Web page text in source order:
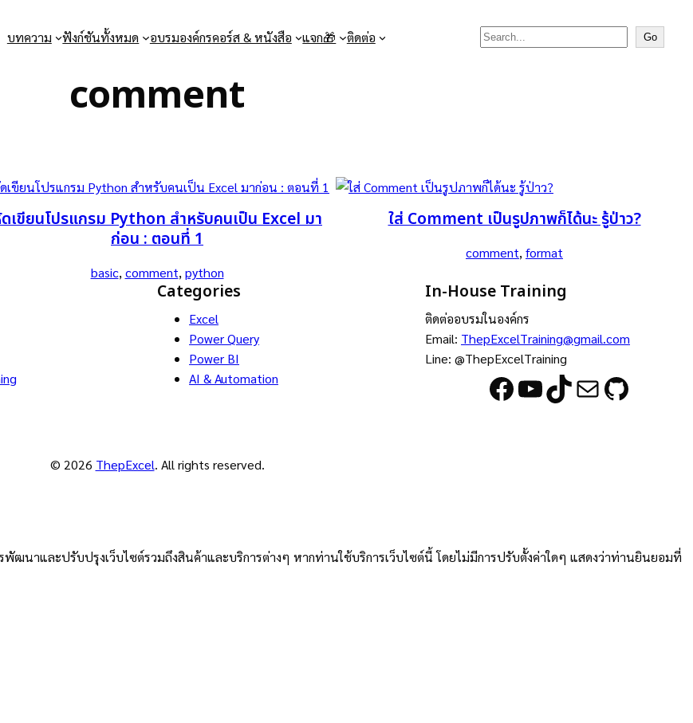
บทความ ฟังก์ชันทั้งหมด อบรมองค์กรคอร์ส & หนังสือ แจก🎁 ติดต่อ Search Go
comment
เขียนโปรแกรม Python สำหรับคนเป็น Excel มา
ก่อน : ตอนที่ 1
basic, comment, python
ใส่ Comment เป็นรูปภาพก็ได้นะ รู้ป่าว?
comment, format
Categories
Excel
Power Query
Power BI
AI & Automation
In-House Training
ติดต่ออบรมในองค์กร
Email: ThepExcelTraining@gmail.com
Line: @ThepExcelTraining
Facebook YouTube TikTok Mail GitHub
© 2026 ThepExcel. All rights reserved.
นาและปรับปรุงเว็บไซต์รวมถึงสินค้าและบริการต่างๆ หากท่านใช้บริการเว็บไซต์นี้ โดยไม่มีการปรับตั้งค่าใดๆ แสดงว่าท่านยินยอมที่